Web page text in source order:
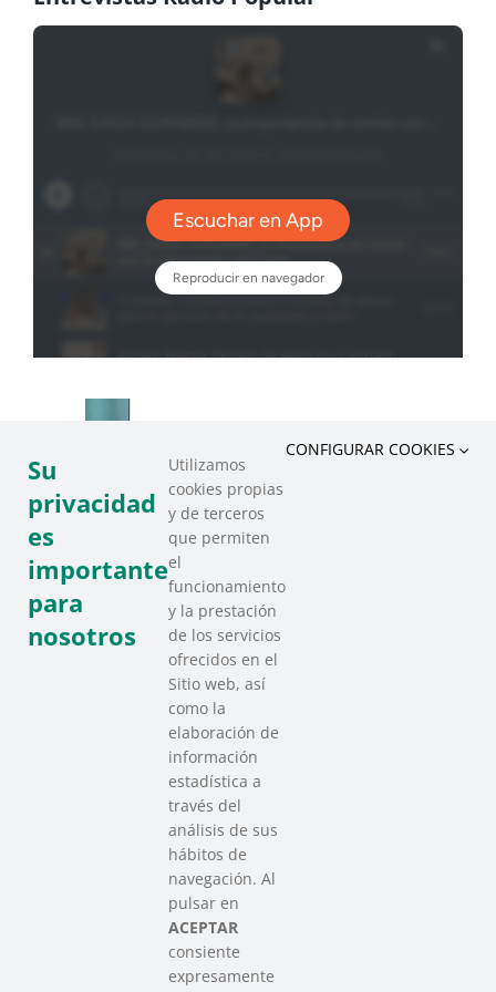
SAREEN SAREA
Asociación que agrupa a las redes
del Tercer Sector Social en Euskadi
Contacto
Su
privacidad
es
importante
para
nosotros
Utilizamos
cookies propias
y de terceros
que permiten
el
funcionamiento
y la prestación
de los servicios
ofrecidos en el
Sitio web, así
como la
elaboración de
información
estadística a
través del
análisis de sus
hábitos de
navegación. Al
pulsar en
ACEPTAR
consiente
expresamente
CONFIGURAR COOKIES